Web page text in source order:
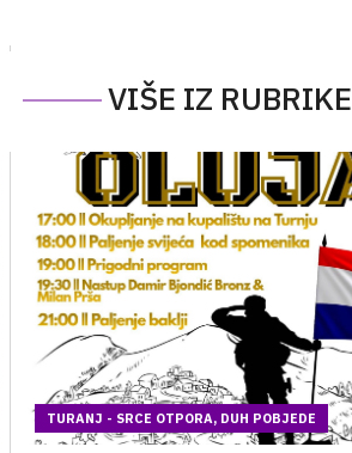
VIŠE IZ RUBRIKE
TURANJ - SRCE OTPORA, DUH POBJEDE